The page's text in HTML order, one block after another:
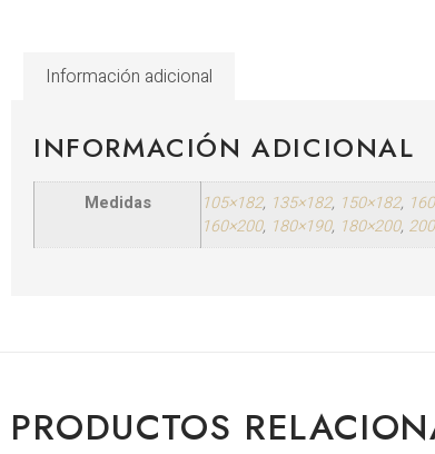
Información adicional
INFORMACIÓN ADICIONAL
Medidas 105×182, 135×182, 150×182,
160×200, 180×190, 180×200,
PRODUCTOS